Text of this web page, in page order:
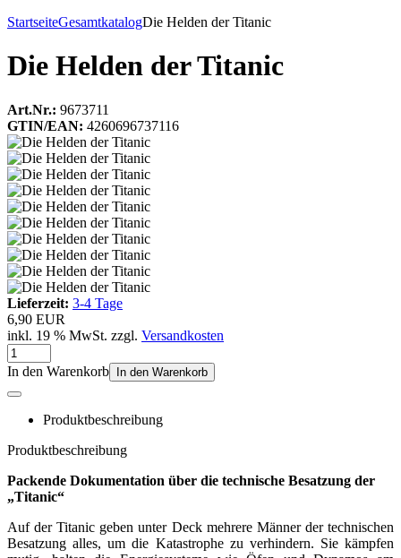
StartseiteGesamtkatalogDie Helden der Titanic
Die Helden der Titanic
Art.Nr.: 9673711
GTIN/EAN: 4260696737116
Lieferzeit: 3-4 Tage
6,90 EUR
inkl. 19 % MwSt. zzgl. Versandkosten
In den Warenkorb In den Warenkorb
Produktbeschreibung
Produktbeschreibung
Packende Dokumentation über die technische Besatzung der
„Titanic“
Auf der Titanic geben unter Deck mehrere Männer der technischen
Besatzung alles, um die Katastrophe zu verhindern. Sie kämpfen